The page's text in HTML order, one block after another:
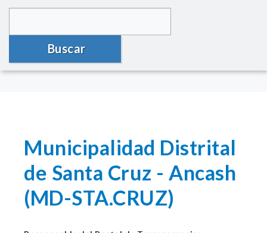
Buscar
Municipalidad Distrital
de Santa Cruz - Ancash
(MD-STA.CRUZ)